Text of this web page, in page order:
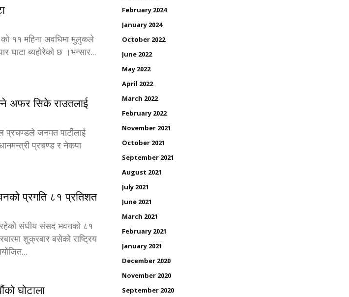
११ महिना अवधिमा मुलुकले
घाटा ब्यहोरेको छ ।भन्सार...
अफर सिके राउतलाई
प्रचण्डले जनमत पार्टीलाई
प्रचण्ड र नेकपा
प्रगति ८१ प्रतिशत
संघीय संसद भवनको ८१
शुक्रबार बसेको राष्ट्रिय
घोटाला
February 2024
January 2024
October 2022
June 2022
May 2022
April 2022
March 2022
February 2022
November 2021
October 2021
September 2021
August 2021
July 2021
June 2021
March 2021
February 2021
January 2021
December 2020
November 2020
September 2020